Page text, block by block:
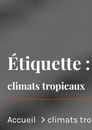
Étiquette :
climats tropicaux
Accueil climats